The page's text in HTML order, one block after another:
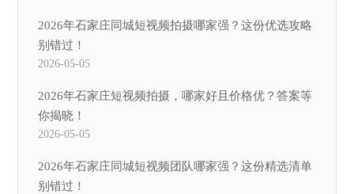
2026年石家庄同城短视频拍摄哪家强？这份优选攻略
别错过！
2026-05-05
2026年石家庄短视频拍摄，哪家好且价格优？答案等
你揭晓！
2026-05-05
2026年石家庄同城短视频团队哪家强？这份精选清单
别错过！